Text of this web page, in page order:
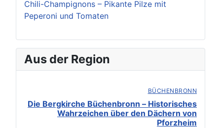
Chili-Champignons – Pikante Pilze mit
Peperoni und Tomaten
Aus der Region
BÜCHENBRONN
Die Bergkirche Büchenbronn – Historisches
Wahrzeichen über den Dächern von
Pforzheim